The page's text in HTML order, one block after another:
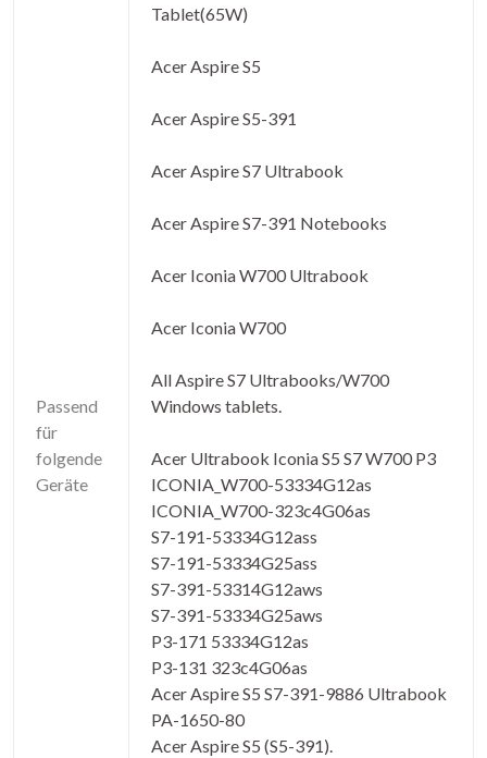
Passend
für
folgende
Geräte
Tablet(65W)
Acer Aspire S5
Acer Aspire S5-391
Acer Aspire S7 Ultrabook
Acer Aspire S7-391 Notebooks
Acer Iconia W700 Ultrabook
Acer Iconia W700
All Aspire S7 Ultrabooks/W700
Windows tablets.
Acer Ultrabook Iconia S5 S7 W700 P3
ICONIA_W700-53334G12as
ICONIA_W700-323c4G06as
S7-191-53334G12ass
S7-191-53334G25ass
S7-391-53314G12aws
S7-391-53334G25aws
P3-171 53334G12as
P3-131 323c4G06as
Acer Aspire S5 S7-391-9886 Ultrabook
PA-1650-80
Acer Aspire S5 (S5-391).